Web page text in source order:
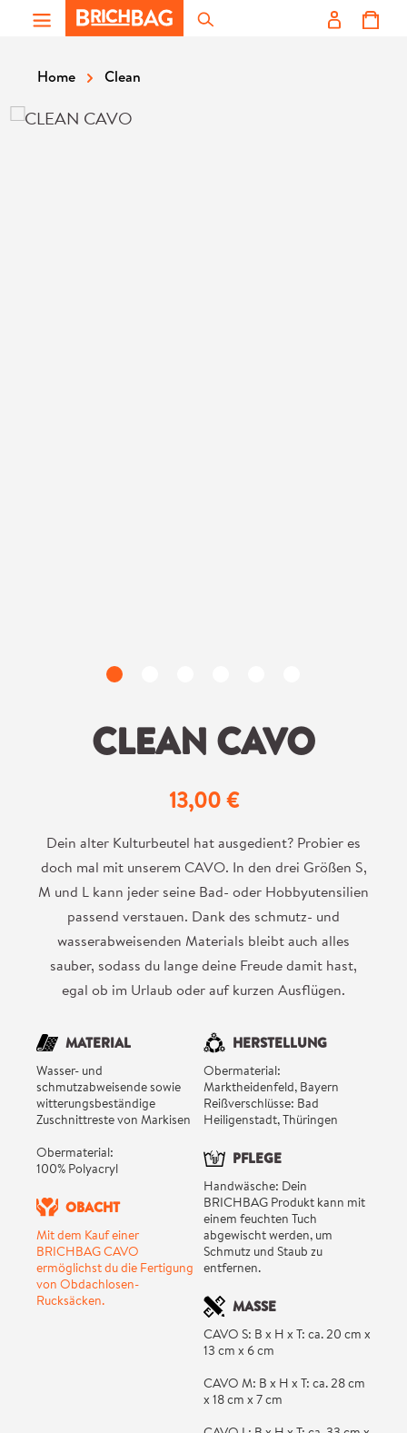
Zum Hauptinhalt springen
Home Clean
Bildergalerie überspringen
CLEAN CAVO
Regulärer Preis:
13,00 €
Dein alter Kulturbeutel hat ausgedient? Probier es
doch mal mit unserem CAVO. In den drei Größen S,
M und L kann jeder seine Bad- oder Hobbyutensilien
passend verstauen. Dank des schmutz- und
wasserabweisenden Materials bleibt auch alles
sauber, sodass du lange deine Freude damit hast,
egal ob im Urlaub oder auf kurzen Ausflügen.
MATERIAL
Wasser- und
schmutzabweisende sowie
witterungsbeständige
Zuschnittreste von Markisen
Obermaterial:
100% Polyacryl
OBACHT
Mit dem Kauf einer
BRICHBAG CAVO
ermöglichst du die Fertigung
von Obdachlosen-
Rucksäcken.
HERSTELLUNG
Obermaterial:
Marktheidenfeld, Bayern
Reißverschlüsse: Bad
Heiligenstadt, Thüringen
PFLEGE
Handwäsche: Dein
BRICHBAG Produkt kann mit
einem feuchten Tuch
abgewischt werden, um
Schmutz und Staub zu
entfernen.
MASSE
CAVO S: B x H x T: ca. 20 cm x
13 cm x 6 cm
CAVO M: B x H x T: ca. 28 cm
x 18 cm x 7 cm